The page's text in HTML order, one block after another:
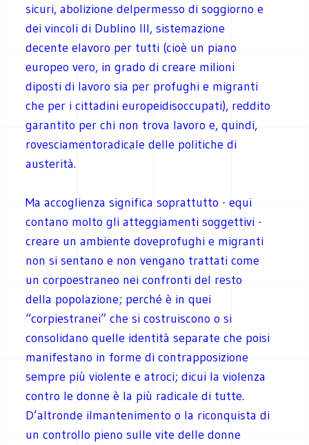
sicuri, abolizione delpermesso di soggiorno e
dei vincoli di Dublino III, sistemazione
decente elavoro per tutti (cioè un piano
europeo vero, in grado di creare milioni
diposti di lavoro sia per profughi e migranti
che per i cittadini europeidisoccupati), reddito
garantito per chi non trova lavoro e, quindi,
rovesciamentoradicale delle politiche di
austerità.
Ma accoglienza significa soprattutto - equi
contano molto gli atteggiamenti soggettivi -
creare un ambiente doveprofughi e migranti
non si sentano e non vengano trattati come
un corpoestraneo nei confronti del resto
della popolazione; perché è in quei
“corpiestranei” che si costruiscono o si
consolidano quelle identità separate che poisi
manifestano in forme di contrapposizione
sempre più violente e atroci; dicui la violenza
contro le donne è la più radicale di tutte.
D’altronde ilmantenimento o la riconquista di
un controllo pieno sulle vite delle donne